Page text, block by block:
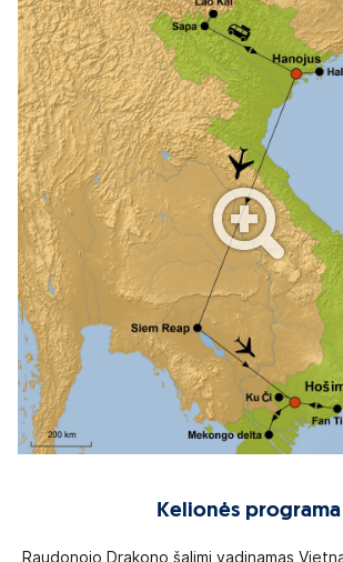
Kelionės programa
Raudonojo Drakono šalimi vadinamas